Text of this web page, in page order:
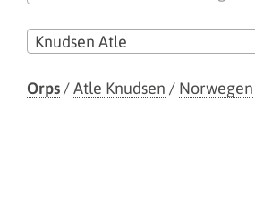
Knudsen Atle
Orps/Atle Knudsen / Norwegen